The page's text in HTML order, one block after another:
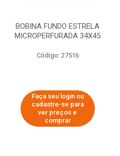
BOBINA FUNDO ESTRELA
MICROPERFURADA 34X45
Código: 27516
Faça seu login ou
cadastre-se para
ver preços e
comprar